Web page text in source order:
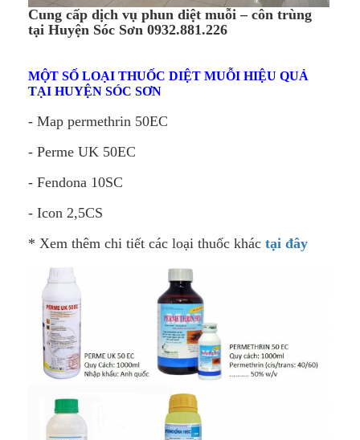
Cung cấp dịch vụ phun diệt muỗi – côn trùng
tại Huyện Sóc Sơn 0932.881.226
MỘT SỐ LOẠI THUỐC DIỆT MUỖI HIỆU QUẢ
TẠI HUYỆN SÓC SƠN
- Map permethrin 50EC
- Perme UK 50EC
- Fendona 10SC
- Icon 2,5CS
* Xem thêm chi tiết các loại thuốc khác tại đây